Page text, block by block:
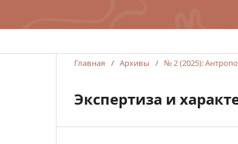
Главная / Архивы / № 2 (2025):
Экспертиза и